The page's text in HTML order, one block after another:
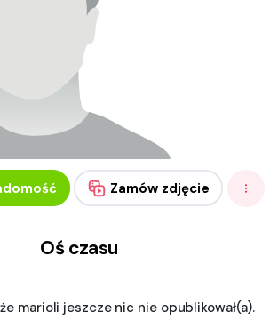
Zamów zdjęcie
Oś czasu
marioli jeszcze nic nie opublikował(a).